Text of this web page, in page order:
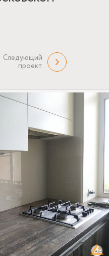
Следующий
проект